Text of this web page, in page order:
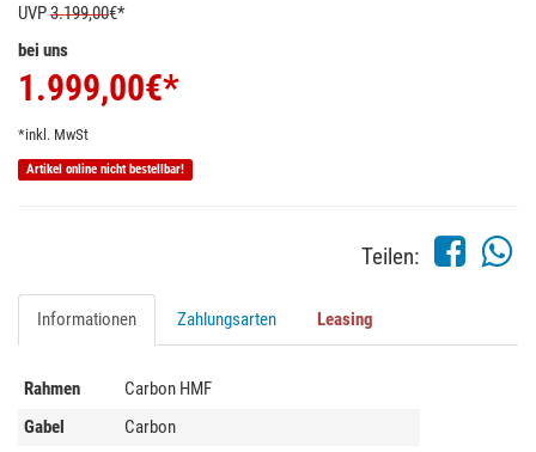
UVP3.199,00€*
bei uns
1.999,00€*
*inkl. MwSt
Artikel online nicht bestellbar!
Teilen:
Informationen Zahlungsarten Leasing
Rahmen
Carbon HMF
Gabel
Carbon